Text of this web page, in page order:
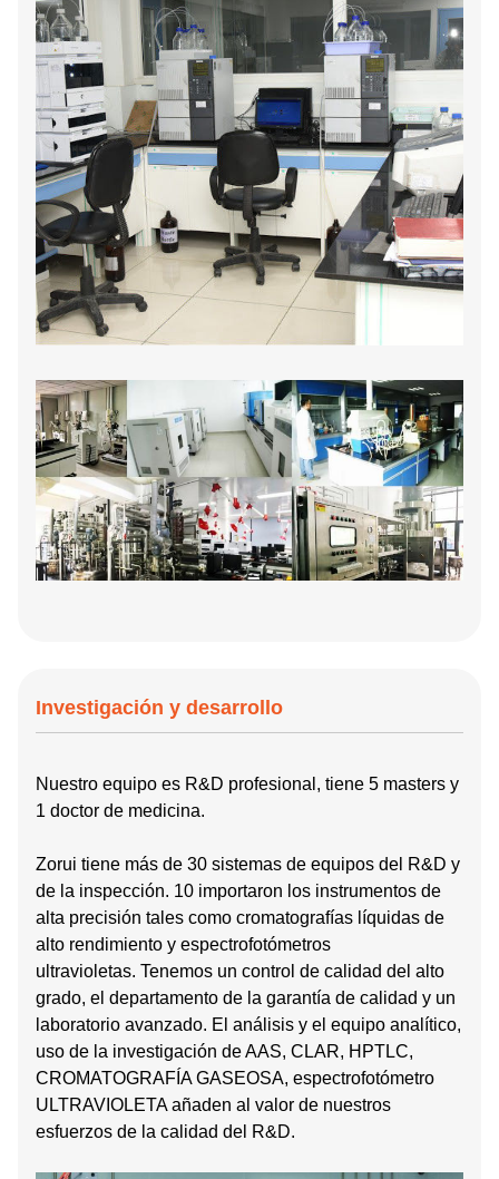
Investigación y desarrollo
Nuestro equipo es R&D profesional, tiene 5 masters y
1 doctor de medicina.
Zorui tiene más de 30 sistemas de equipos del R&D y
de la inspección. 10 importaron los instrumentos de
alta precisión tales como cromatografías líquidas de
alto rendimiento y espectrofotómetros
ultravioletas. Tenemos un control de calidad del alto
grado, el departamento de la garantía de calidad y un
laboratorio avanzado. El análisis y el equipo analítico,
uso de la investigación de AAS, CLAR, HPTLC,
CROMATOGRAFÍA GASEOSA, espectrofotómetro
ULTRAVIOLETA añaden al valor de nuestros
esfuerzos de la calidad del R&D.